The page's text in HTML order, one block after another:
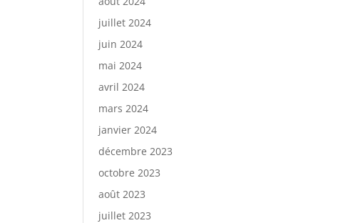
juillet 2024
juin 2024
mai 2024
avril 2024
mars 2024
janvier 2024
décembre 2023
octobre 2023
août 2023
juillet 2023